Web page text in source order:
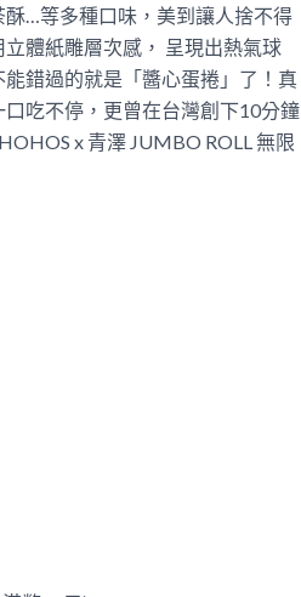
…等多種口味，美到讓人捨不得
體紙雕層次感， 呈現出熱氣球
錯過的就是「醬心蛋捲」了！真
吃不停，更曾在台灣創下10分鐘
x 青澤 JUMBO ROLL 無限